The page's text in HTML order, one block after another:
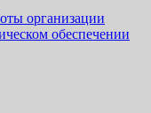
организации
обеспечении